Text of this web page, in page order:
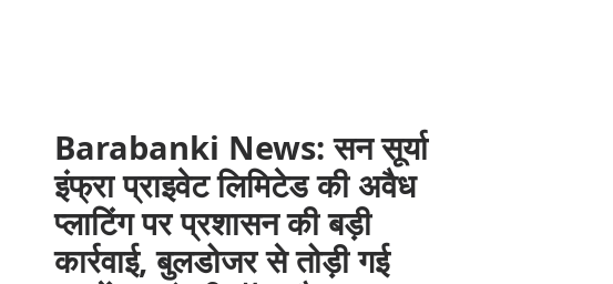
Barabanki News: सन सूर्या
इंफ्रा प्राइवेट लिमिटेड की अवैध
प्लाटिंग पर प्रशासन की बड़ी
कार्रवाई, बुलडोजर से तोड़ी गई